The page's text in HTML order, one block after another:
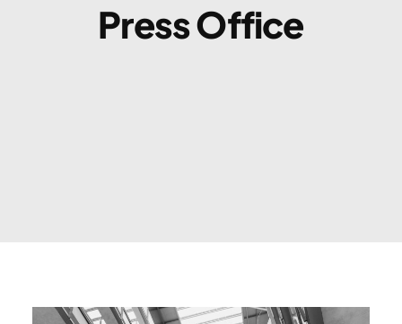
Press Office